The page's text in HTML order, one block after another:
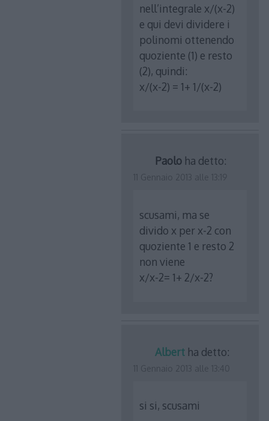
nell’integrale x/(x-2)
e qui devi dividere i
polinomi ottenendo
quoziente (1) e resto
(2), quindi:
x/(x-2) = 1+ 1/(x-2)
Paolo ha detto:
scusami, ma se
divido x per x-2 con
quoziente 1 e resto 2
non viene
x/x-2= 1+ 2/x-2?
Albert ha detto:
si si, scusami